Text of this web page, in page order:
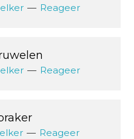
Reageer
Reageer
Reageer